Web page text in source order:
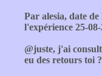
Par alesia, date
l'expérience 25-
@juste, j'ai
eu des retours toi ?